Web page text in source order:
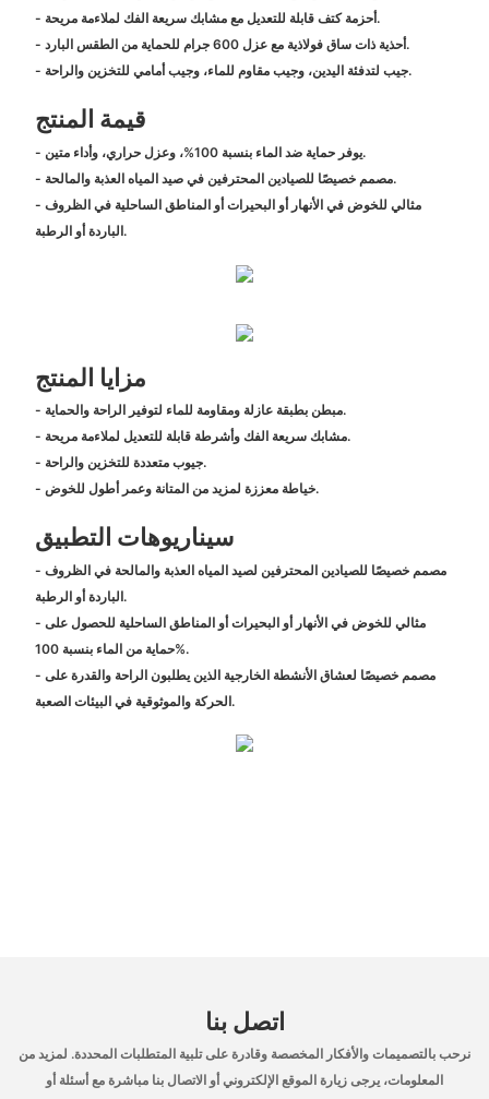
- أحزمة كتف قابلة للتعديل مع مشابك سريعة الفك لملاءمة مريحة.
- أحذية ذات ساق فولاذية مع عزل 600 جرام للحماية من الطقس البارد.
- جيب لتدفئة اليدين، وجيب مقاوم للماء، وجيب أمامي للتخزين والراحة.
قيمة المنتج
- يوفر حماية ضد الماء بنسبة 100%، وعزل حراري، وأداء متين.
- مصمم خصيصًا للصيادين المحترفين في صيد المياه العذبة والمالحة.
- مثالي للخوض في الأنهار أو البحيرات أو المناطق الساحلية في الظروف
الباردة أو الرطبة.
مزايا المنتج
- مبطن بطبقة عازلة ومقاومة للماء لتوفير الراحة والحماية.
- مشابك سريعة الفك وأشرطة قابلة للتعديل لملاءمة مريحة.
- جيوب متعددة للتخزين والراحة.
- خياطة معززة لمزيد من المتانة وعمر أطول للخوض.
سيناريوهات التطبيق
- مصمم خصيصًا للصيادين المحترفين لصيد المياه العذبة والمالحة في الظروف
الباردة أو الرطبة.
- مثالي للخوض في الأنهار أو البحيرات أو المناطق الساحلية للحصول على
حماية من الماء بنسبة 100%.
- مصمم خصيصًا لعشاق الأنشطة الخارجية الذين يطلبون الراحة والقدرة على
الحركة والموثوقية في البيئات الصعبة.
اتصل بنا
نرحب بالتصميمات والأفكار المخصصة وقادرة على تلبية المتطلبات المحددة. لمزيد من
المعلومات، يرجى زيارة الموقع الإلكتروني أو الاتصال بنا مباشرة مع أسئلة أو